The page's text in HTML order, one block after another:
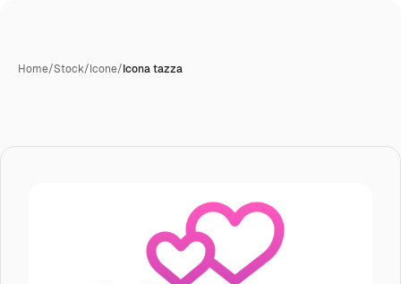
Home/Stock/Icone/Icona tazza